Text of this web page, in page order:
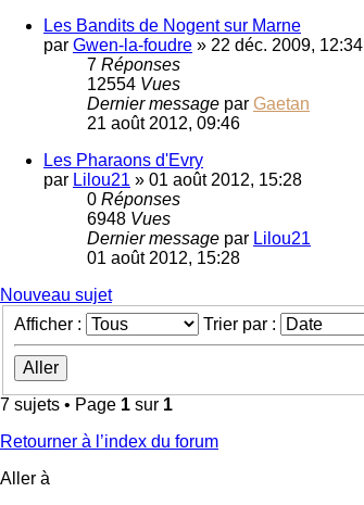
Les Bandits de Nogent sur Marne
par Gwen-la-foudre » 22 déc. 2009, 12:34
7 Réponses
12554 Vues
Dernier message par Gaetan
21 août 2012, 09:46
Les Pharaons d'Evry
par Lilou21 » 01 août 2012, 15:28
0 Réponses
6948 Vues
Dernier message par Lilou21
01 août 2012, 15:28
Nouveau sujet
Afficher :
Trier par :
7 sujets • Page 1 sur 1
Retourner à l’index du forum
Aller à